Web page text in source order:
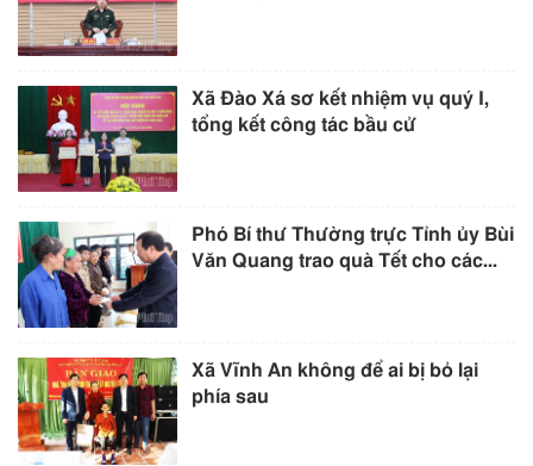
Xã Đào Xá sơ kết nhiệm vụ quý I,
tổng kết công tác bầu cử
Phó Bí thư Thường trực Tỉnh ủy Bùi
Văn Quang trao quà Tết cho các...
Xã Vĩnh An không để ai bị bỏ lại
phía sau